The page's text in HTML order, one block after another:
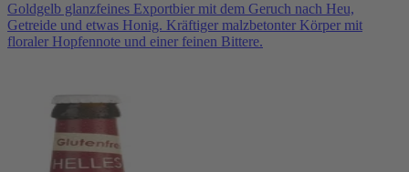
Goldgelb glanzfeines Exportbier mit dem Geruch nach Heu,
Getreide und etwas Honig. Kräftiger malzbetonter Körper mit
floraler Hopfennote und einer feinen Bittere.